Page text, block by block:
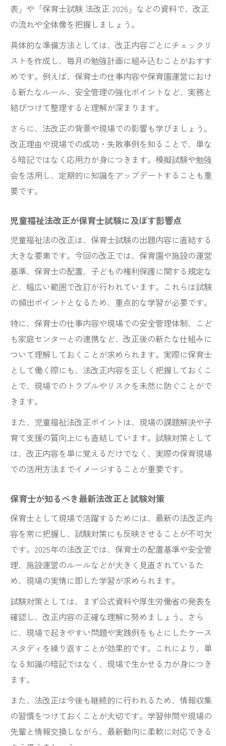
表」や「保育士試験 法改正 2026」などの資料で、改正
の流れや全体像を把握しましょう。
具体的な準備方法としては、改正内容ごとにチェックリ
ストを作成し、毎月の勉強計画に組み込むことがおすす
めです。例えば、保育士の仕事内容や保育園運営におけ
る新たなルール、安全管理の強化ポイントなど、実務と
結びつけて整理すると理解が深まります。
さらに、法改正の背景や現場での影響も学びましょう。
改正理由や現場での成功・失敗事例を知ることで、単な
る暗記ではなく応用力が身につきます。模擬試験や勉強
会を活用し、定期的に知識をアップデートすることも重
要です。
児童福祉法改正が保育士試験に及ぼす影響点
児童福祉法の改正は、保育士試験の出題内容に直結する
大きな要素です。今回の改正では、保育園や施設の運営
基準、保育士の配置、子どもの権利保護に関する規定な
ど、幅広い範囲で改訂が行われています。これらは試験
の頻出ポイントとなるため、重点的な学習が必要です。
特に、保育士の仕事内容や現場での安全管理体制、こど
も家庭センターとの連携など、改正後の新たな仕組みに
ついて理解しておくことが求められます。実際に保育士
として働く際にも、法改正内容を正しく把握しておくこ
とで、現場でのトラブルやリスクを未然に防ぐことがで
きます。
また、児童福祉法改正ポイントは、現場の課題解決や子
育て支援の質向上にも直結しています。試験対策として
は、改正内容を単に覚えるだけでなく、実際の保育現場
での活用方法までイメージすることが重要です。
保育士が知るべき最新法改正と試験対策
保育士として現場で活躍するためには、最新の法改正内
容を常に把握し、試験対策にも反映させることが不可欠
です。2025年の法改正では、保育士の配置基準や安全管
理、施設運営のルールなどが大きく見直されているた
め、現場の実情に即した学習が求められます。
試験対策としては、まず公式資料や厚生労働省の発表を
確認し、改正内容の正確な理解に努めましょう。さら
に、現場で起きやすい問題や実践例をもとにしたケース
スタディを繰り返すことが効果的です。これにより、単
なる知識の暗記ではなく、現場で生かせる力が身につき
ます。
また、法改正は今後も継続的に行われるため、情報収集
の習慣をつけておくことが大切です。学習仲間や現場の
先輩と情報交換しながら、最新動向に柔軟に対応できる